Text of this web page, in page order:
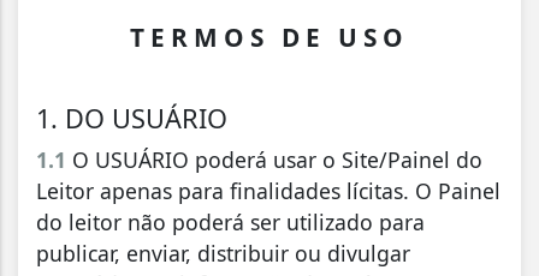
TERMOS DE USO
1. DO USUÁRIO
1.1 O USUÁRIO poderá usar o Site/Painel do
Leitor apenas para finalidades lícitas. O Painel
do leitor não poderá ser utilizado para
publicar, enviar, distribuir ou divulgar